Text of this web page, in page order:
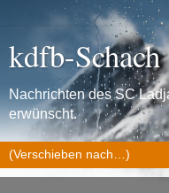
kdfb-Schach
Nachrichten des SC
erwünscht.